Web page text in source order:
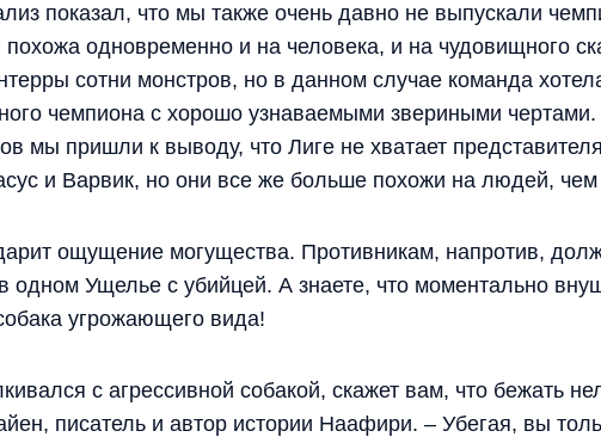
показал, что мы также очень давно не выпускали
похожа одновременно и на человека, и на чудовищного
сотни монстров, но в данном случае команда
чемпиона с хорошо узнаваемыми звериными чертами.
мы пришли к выводу, что Лиге не хватает
и Варвик, но они все же больше похожи на людей, чем
ощущение могущества. Противникам, напротив,
одном Ущелье с убийцей. А знаете, что моментально
угрожающего вида!
с агрессивной собакой, скажет вам, что бежать
писатель и автор истории Наафири. – Убегая, вы